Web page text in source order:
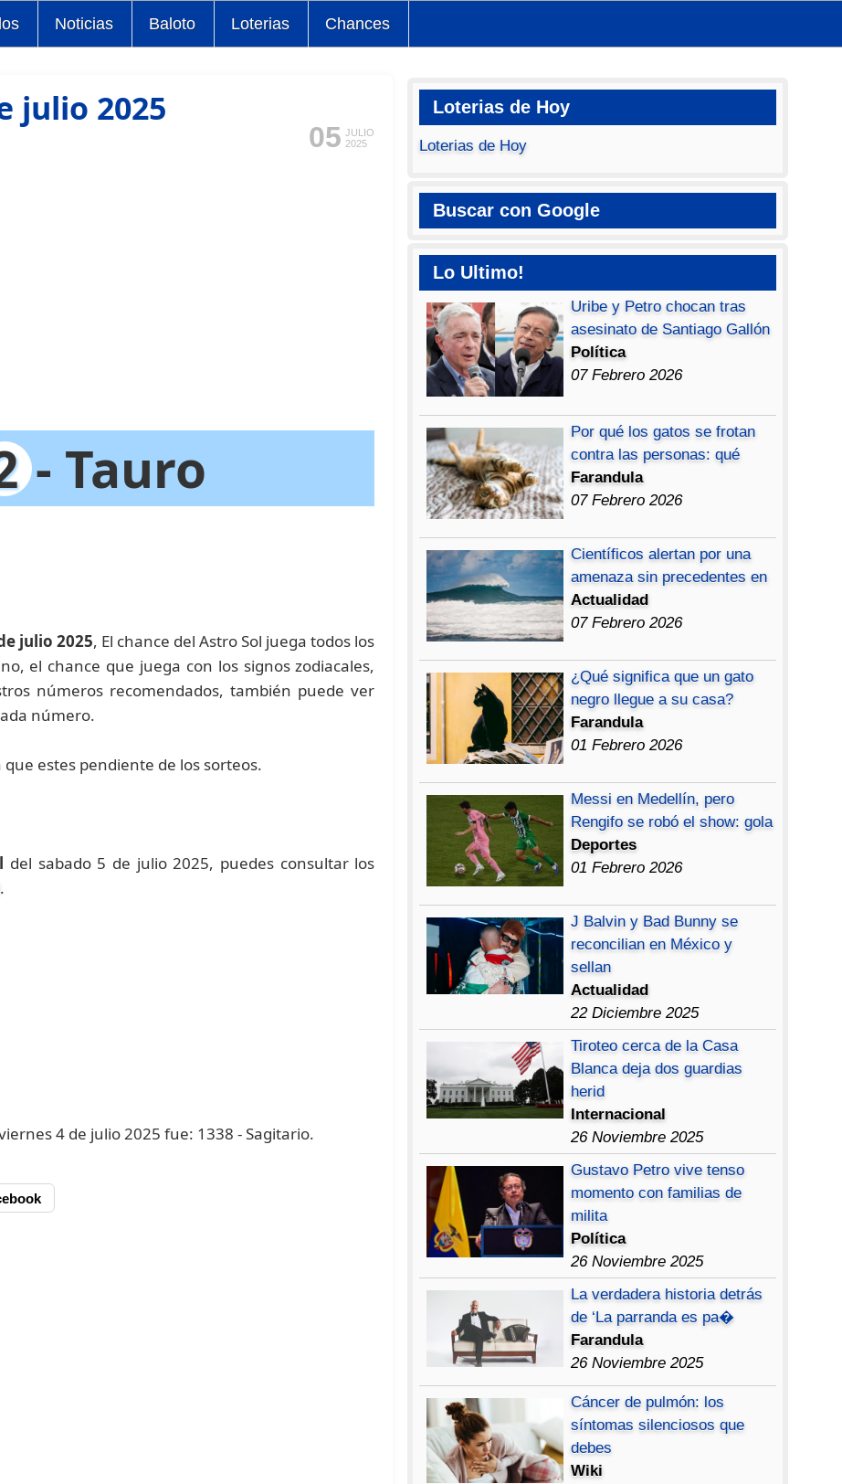
Noticias Baloto Loterias Chances
julio 2025
05 JULIO
2025
- Tauro
julio 2025, El chance del Astro Sol juega todos los
el chance que juega con los signos zodiacales,
números recomendados, también puede ver
número.
estes pendiente de los sorteos.
del sabado 5 de julio 2025, puedes consultar los
.
4 de julio 2025 fue: 1338 - Sagitario.
Loterias de Hoy
Loterias de Hoy
Buscar con Google
Lo Ultimo!
Uribe y Petro chocan tras
asesinato de Santiago Gallón
Política
07 Febrero 2026
Por qué los gatos se frotan
contra las personas: qué
Farandula
07 Febrero 2026
Científicos alertan por una
amenaza sin precedentes en
Actualidad
07 Febrero 2026
¿Qué significa que un gato
negro llegue a su casa?
Farandula
01 Febrero 2026
Messi en Medellín, pero
Rengifo se robó el show: gola
Deportes
01 Febrero 2026
J Balvin y Bad Bunny se
reconcilian en México y
sellan
Actualidad
22 Diciembre 2025
Tiroteo cerca de la Casa
Blanca deja dos guardias
herid
Internacional
26 Noviembre 2025
Gustavo Petro vive tenso
momento con familias de
milita
Política
26 Noviembre 2025
La verdadera historia detrás
de ‘La parranda es pa�
Farandula
26 Noviembre 2025
Cáncer de pulmón: los
síntomas silenciosos que
debes
Wiki